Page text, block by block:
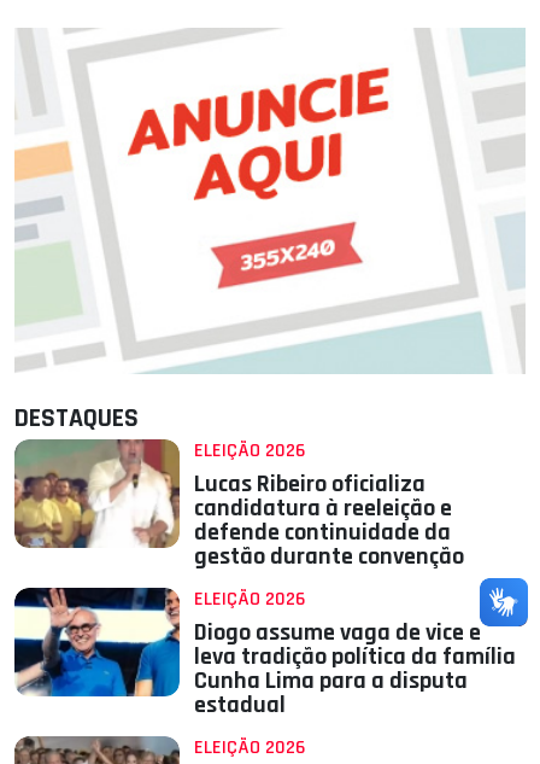
DESTAQUES
ELEIÇÃO 2026
Lucas Ribeiro oficializa
candidatura à reeleição e
defende continuidade da
gestão durante convenção
ELEIÇÃO 2026
Diogo assume vaga de vice e
leva tradição política da família
Cunha Lima para a disputa
estadual
ELEIÇÃO 2026